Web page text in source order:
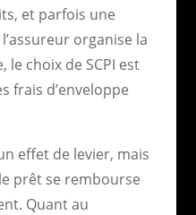
et parfois une
organise la
le choix de SCPI est
frais d’enveloppe
effet de levier, mais
prêt se rembourse
Quant au